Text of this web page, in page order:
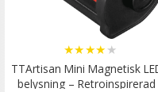
TTArtisan Mini Magnetisk
belysning – Retroinspirerad
★★★★ ★